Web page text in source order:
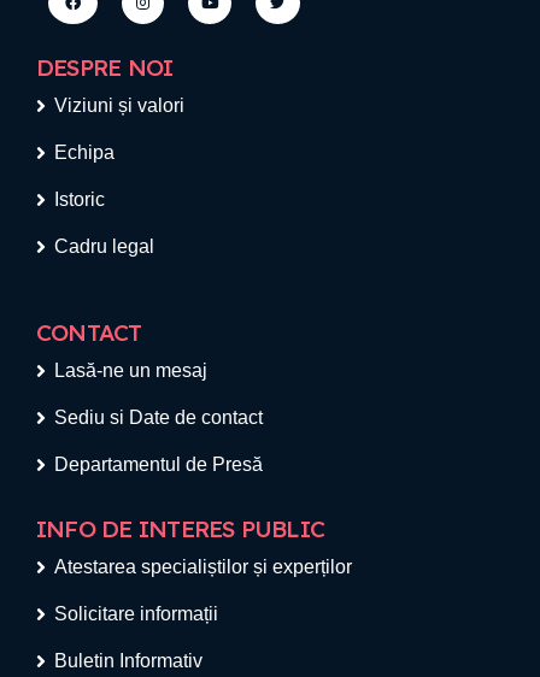
DESPRE NOI
Viziuni și valori
Echipa
Istoric
Cadru legal
CONTACT
Lasă-ne un mesaj
Sediu si Date de contact
Departamentul de Presă
INFO DE INTERES PUBLIC
Atestarea specialiștilor și experților
Solicitare informații
Buletin Informativ